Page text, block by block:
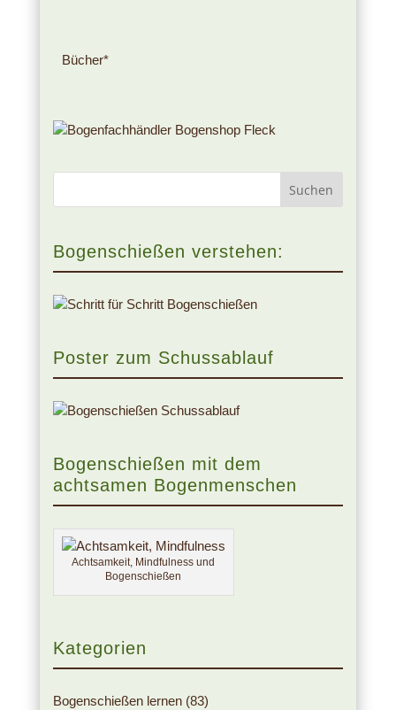
Bücher*
Bogenschießen verstehen:
Poster zum Schussablauf
Bogenschießen mit dem
achtsamen Bogenmenschen
Achtsamkeit, Mindfulness und
Bogenschießen
Kategorien
Bogenschießen lernen(83)